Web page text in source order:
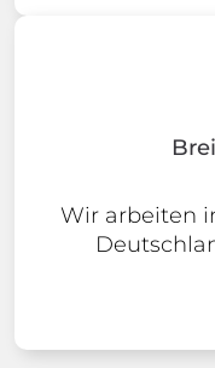
Wir arbeiten